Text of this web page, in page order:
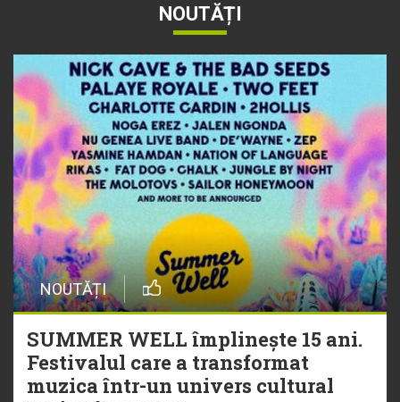
NOUTĂȚI
NOUTĂȚI
SUMMER WELL împlinește 15 ani.
Festivalul care a transformat
muzica într-un univers cultural